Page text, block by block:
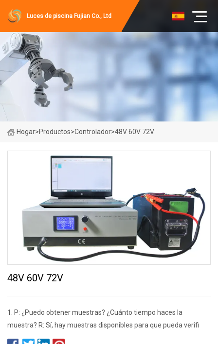
Luces de piscina Fujian Co., Ltd
Hogar>Productos>Controlador>48V 60V 72V
48V 60V 72V
1. P: ¿Puedo obtener muestras? ¿Cuánto tiempo haces la
muestra? R: Sí, hay muestras disponibles para que pueda verifi